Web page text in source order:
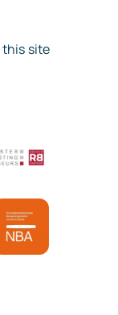
this site